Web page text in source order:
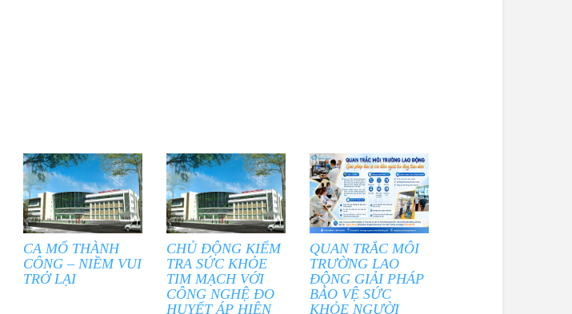
CA MỔ THÀNH
CÔNG – NIỀM VUI
TRỞ LẠI
CHỦ ĐỘNG KIỂM
TRA SỨC KHỎE
TIM MẠCH VỚI
CÔNG NGHỆ ĐO
HUYẾT ÁP HIỆN
QUAN TRẮC MÔI
TRƯỜNG LAO
ĐỘNG GIẢI PHÁP
BẢO VỆ SỨC
KHỎE NGƯỜI